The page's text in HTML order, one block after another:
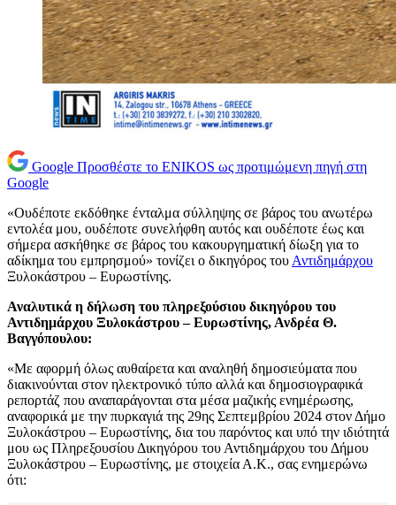
Google Προσθέστε το ENIKOS ως προτιμώμενη πηγή στη
Google
«Ουδέποτε εκδόθηκε ένταλμα σύλληψης σε βάρος του ανωτέρω
εντολέα μου, ουδέποτε συνελήφθη αυτός και ουδέποτε έως και
σήμερα ασκήθηκε σε βάρος του κακουργηματική δίωξη για το
αδίκημα του εμπρησμού» τονίζει ο δικηγόρος του Αντιδημάρχου
Ξυλοκάστρου – Ευρωστίνης.
Αναλυτικά η δήλωση του πληρεξούσιου δικηγόρου του
Αντιδημάρχου Ξυλοκάστρου – Ευρωστίνης, Ανδρέα Θ.
Βαγγόπουλου:
«Με αφορμή όλως αυθαίρετα και αναληθή δημοσιεύματα που
διακινούνται στον ηλεκτρονικό τύπο αλλά και δημοσιογραφικά
ρεπορτάζ που αναπαράγονται στα μέσα μαζικής ενημέρωσης,
αναφορικά με την πυρκαγιά της 29ης Σεπτεμβρίου 2024 στον Δήμο
Ξυλοκάστρου – Ευρωστίνης, δια του παρόντος και υπό την ιδιότητά
μου ως Πληρεξουσίου Δικηγόρου του Αντιδημάρχου του Δήμου
Ξυλοκάστρου – Ευρωστίνης, με στοιχεία Α.Κ., σας ενημερώνω
ότι: